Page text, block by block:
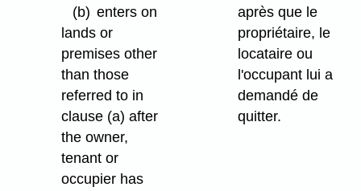
(b) enters on
lands or
premises other
than those
referred to in
clause (a) after
the owner,
tenant or
occupier has
après que le
propriétaire, le
locataire ou
l'occupant lui a
demandé de
quitter.